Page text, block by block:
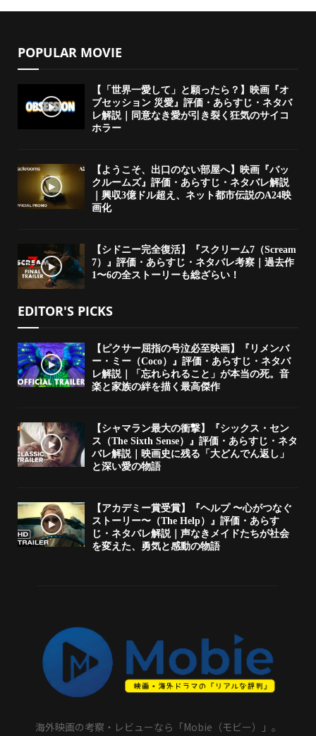
POPULAR MOVIE
【「世界一愛して」と願ったら？】映画『オ
ブセッション 災愛』評価・あらすじ・ネタバ
レ解説｜同意なき愛が引き裂く狂気のサイコ
ホラー
【ようこそ、出口のない部屋へ】映画『バッ
クルームズ』評価・あらすじ・ネタバレ解説
｜興収3億ドル超え、ネット都市伝説のA24映
画化
【シドニー完全復活】『スクリーム7（Scream
7）』評価・あらすじ・ネタバレ考察｜過去作
1〜6の全ストーリーも総ざらい！
EDITOR'S PICKS
【ピクサー屈指の号泣必至映画】『リメンバ
ー・ミー（Coco）』評価・あらすじ・ネタバ
レ解説｜「忘れられること」が本当の死。音
楽と家族の絆を描く最高傑作
【シャマラン最大の衝撃】『シックス・セン
ス（The Sixth Sense）』評価・あらすじ・ネタ
バレ解説｜映画史に残る「大どんでん返し」
と深い愛の物語
【アカデミー賞受賞】『ヘルプ 〜心がつなぐ
ストーリー〜（The Help）』評価・あらす
じ・ネタバレ解説｜声なきメイドたちが社会
を変えた、勇気と感動の物語
海外映画の考察・レビューなら「Mobie（モビー）」。